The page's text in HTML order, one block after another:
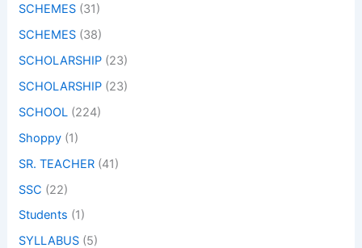
SCHEMES (31)
SCHEMES (38)
SCHOLARSHIP (23)
SCHOLARSHIP (23)
SCHOOL (224)
Shoppy (1)
SR. TEACHER (41)
SSC (22)
Students (1)
SYLLABUS (5)